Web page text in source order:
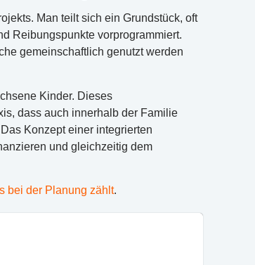
Man teilt sich ein Grundstück, oft
Reibungspunkte vorprogrammiert.
gemeinschaftlich genutzt werden
Kinder. Dieses
dass auch innerhalb der Familie
Konzept einer integrierten
und gleichzeitig dem
bei der Planung zählt.